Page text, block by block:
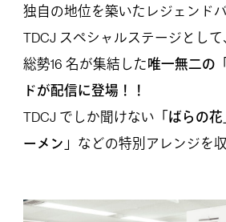
独自の地位を築いたレジェンド
TDCJ スペシャルステージとし
総勢16 名が集結した唯一無二の
ドが配信に登場！！
TDCJ でしか聞けない 「ばらの
ーメン」 などの特別アレンジを